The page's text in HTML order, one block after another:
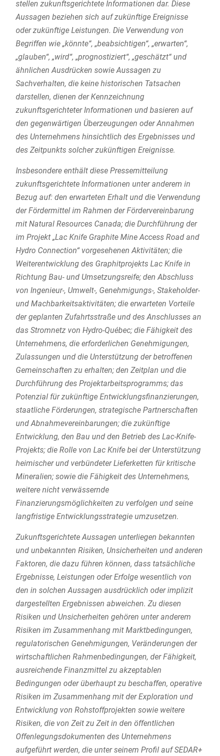
stellen zukunftsgerichtete Informationen dar. Diese
Aussagen beziehen sich auf zukünftige Ereignisse
oder zukünftige Leistungen. Die Verwendung von
Begriffen wie „könnte“, „beabsichtigen“, „erwarten“,
„glauben“, „wird“, „prognostiziert“, „geschätzt“ und
ähnlichen Ausdrücken sowie Aussagen zu
Sachverhalten, die keine historischen Tatsachen
darstellen, dienen der Kennzeichnung
zukunftsgerichteter Informationen und basieren auf
den gegenwärtigen Überzeugungen oder Annahmen
des Unternehmens hinsichtlich des Ergebnisses und
des Zeitpunkts solcher zukünftigen Ereignisse.
Insbesondere enthält diese Pressemitteilung
zukunftsgerichtete Informationen unter anderem in
Bezug auf: den erwarteten Erhalt und die Verwendung
der Fördermittel im Rahmen der Fördervereinbarung
mit Natural Resources Canada; die Durchführung der
im Projekt „Lac Knife Graphite Mine Access Road and
Hydro Connection“ vorgesehenen Aktivitäten; die
Weiterentwicklung des Graphitprojekts Lac Knife in
Richtung Bau- und Umsetzungsreife; den Abschluss
von Ingenieur-, Umwelt-, Genehmigungs-, Stakeholder-
und Machbarkeitsaktivitäten; die erwarteten Vorteile
der geplanten Zufahrtsstraße und des Anschlusses an
das Stromnetz von Hydro-Québec; die Fähigkeit des
Unternehmens, die erforderlichen Genehmigungen,
Zulassungen und die Unterstützung der betroffenen
Gemeinschaften zu erhalten; den Zeitplan und die
Durchführung des Projektarbeitsprogramms; das
Potenzial für zukünftige Entwicklungsfinanzierungen,
staatliche Förderungen, strategische Partnerschaften
und Abnahmevereinbarungen; die zukünftige
Entwicklung, den Bau und den Betrieb des Lac-Knife-
Projekts; die Rolle von Lac Knife bei der Unterstützung
heimischer und verbündeter Lieferketten für kritische
Mineralien; sowie die Fähigkeit des Unternehmens,
weitere nicht verwässernde
Finanzierungsmöglichkeiten zu verfolgen und seine
langfristige Entwicklungsstrategie umzusetzen.
Zukunftsgerichtete Aussagen unterliegen bekannten
und unbekannten Risiken, Unsicherheiten und anderen
Faktoren, die dazu führen können, dass tatsächliche
Ergebnisse, Leistungen oder Erfolge wesentlich von
den in solchen Aussagen ausdrücklich oder implizit
dargestellten Ergebnissen abweichen. Zu diesen
Risiken und Unsicherheiten gehören unter anderem
Risiken im Zusammenhang mit Marktbedingungen,
regulatorischen Genehmigungen, Veränderungen der
wirtschaftlichen Rahmenbedingungen, der Fähigkeit,
ausreichende Finanzmittel zu akzeptablen
Bedingungen oder überhaupt zu beschaffen, operative
Risiken im Zusammenhang mit der Exploration und
Entwicklung von Rohstoffprojekten sowie weitere
Risiken, die von Zeit zu Zeit in den öffentlichen
Offenlegungsdokumenten des Unternehmens
aufgeführt werden, die unter seinem Profil auf SEDAR+